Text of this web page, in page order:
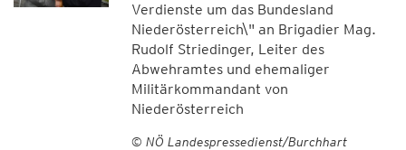
Verdienste um das Bundesland
Niederösterreich\" an Brigadier Mag.
Rudolf Striedinger, Leiter des
Abwehramtes und ehemaliger
Militärkommandant von
Niederösterreich
© NÖ Landespressedienst/Burchhart